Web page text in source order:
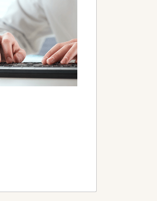
います
が整備されて